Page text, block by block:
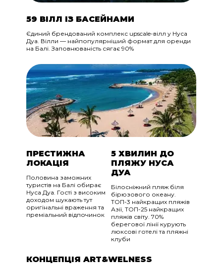
59 ВІЛЛ ІЗ БАСЕЙНАМИ
Єдиний брендований комплекс upscale-вілл у Нуса
Дуа. Вілли — найпопулярніший формат для оренди
на Балі. Заповнюваність сягає 90%
ПРЕСТИЖНА
ЛОКАЦІЯ
Половина заможних
туристів на Балі обирає
Нуса Дуа. Гості з високим
доходом шукають тут
оригінальні враження та
преміальний відпочинок
5 ХВИЛИН ДО
ПЛЯЖУ НУСА
ДУА
Білосніжний пляж біля
бірюзового океану.
ТОП-3 найкращих пляжів
Азії, ТОП-25 найкращих
пляжів світу. 70%
берегової лінії курують
люксові готелі та пляжні
клуби
КОНЦЕПЦІЯ ART&WELNESS